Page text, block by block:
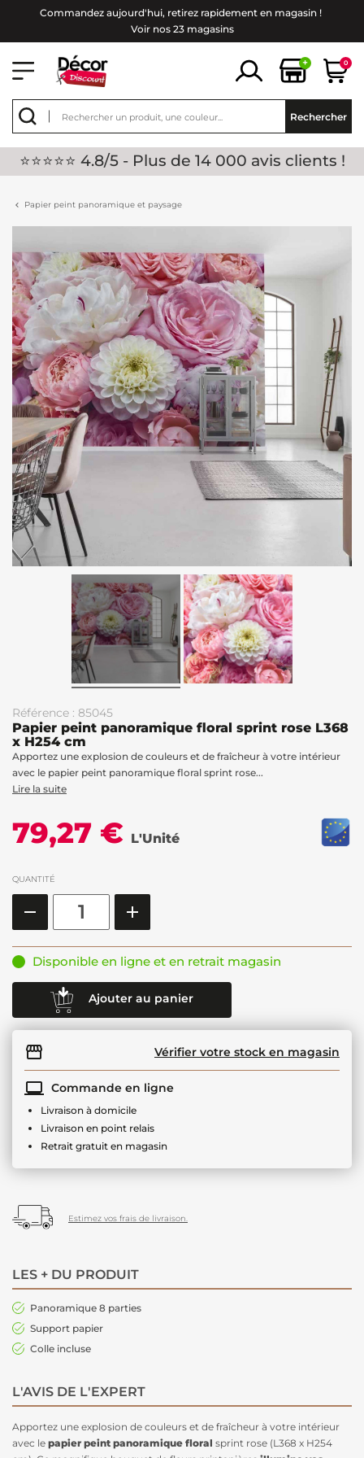
Commandez aujourd'hui, retirez rapidement en magasin !
Voir nos 23 magasins
+ 0
Rechercher
⭐⭐⭐⭐⭐ 4.8/5 - Plus de 14 000 avis clients !
Papier peint panoramique et paysage
Référence : 85045
Papier peint panoramique floral sprint rose L368
x H254 cm
Apportez une explosion de couleurs et de fraîcheur à votre intérieur
avec le papier peint panoramique floral sprint rose...
Lire la suite
79,27 € L'Unité
QUANTITÉ
Disponible en ligne et en retrait magasin
Ajouter au panier
Vérifier votre stock en magasin
Commande en ligne
Livraison à domicile
Livraison en point relais
Retrait gratuit en magasin
Estimez vos frais de livraison.
LES + DU PRODUIT
Panoramique 8 parties
Support papier
Colle incluse
L'AVIS DE L'EXPERT
Apportez une explosion de couleurs et de fraîcheur à votre intérieur
avec le papier peint panoramique floral sprint rose (L368 x H254